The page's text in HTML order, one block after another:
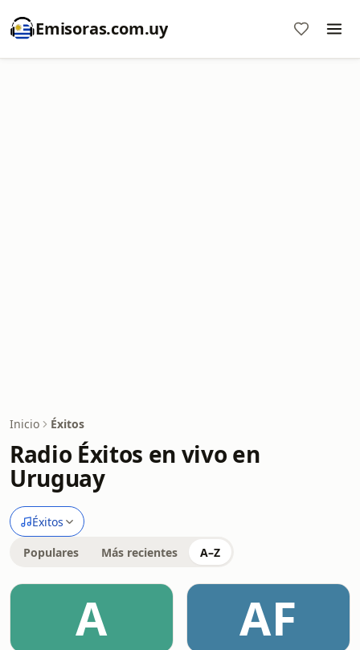
Emisoras.com.uy
Inicio Éxitos
Radio Éxitos en vivo en
Uruguay
Éxitos
Populares Más recientes A–Z
A AF